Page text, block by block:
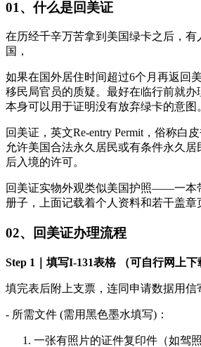
01、什么是回美证
在历经千辛万苦拿到美国绿卡之后，有
国，
如果在国外居住时间超过6个月再返回
移民局官员的质疑。最好在临行前就办
本身可以用于证明没有放弃绿卡的意图
回美证，英文Re-entry Permit，俗称白
允许美国合法永久居民或有条件永久居
后入境的许可。
回美证实物外观类似美国护照——一本
册子，上面记载着个人资料和若干盖章
02、回美证办理流程
Step 1｜填写I-131表格 （可自行网上下
填完表后附上支票，连同申请数据用信
- 所需文件 (需用黑色墨水填写)：
一张有照片的证件复印件（如驾